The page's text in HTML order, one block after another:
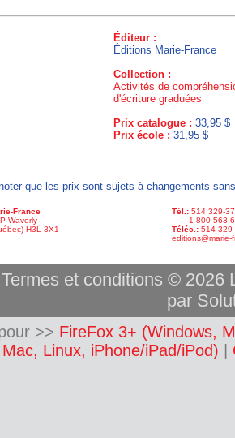
Éditeur :
Éditions Marie-France
Collection :
Activités de
d'écriture graduées
Prix catalogue : 33,95 $
Prix école : 31,95 $
que les prix sont sujets à changements
France
Waverly
H3L 3X1
Tél.: 514 329-
1 800 563-
Téléc.: 514
editions@marie-
Termes et conditions © 2026
par
>> FireFox 3+ (Windows,
Linux, iPhone/iPad/iPod)